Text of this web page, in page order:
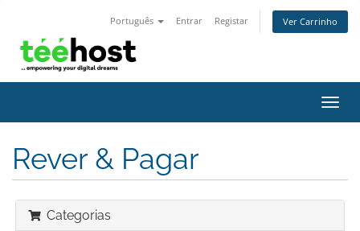
Português Entrar Registar Ver Carrinho
Rever & Pagar
Categorias